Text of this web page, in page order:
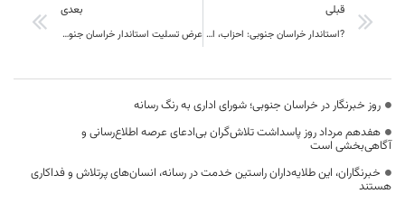
قبلی
?استاندار خراسان جنوبی: احزاب، از تجمع نخبگان شکل می گیرد
بعدی
عرض تسلیت استاندار خراسان جنوبی به خانواده شهید زنجانی
روز خبرنگار در خراسان جنوبی؛ شورای اداری به رنگ رسانه
هفدهم مرداد روز پاسداشت تلاش‌گران بی‌ادعای عرصه اطلاع‌رسانی و
آگاهی‌بخشی است
خبرنگاران، این طلایه‌داران راستین خدمت در رسانه، انسان‌های پرتلاش و فداکاری
هستند